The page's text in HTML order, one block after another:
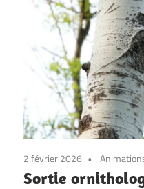
2 février 2026
Sortie